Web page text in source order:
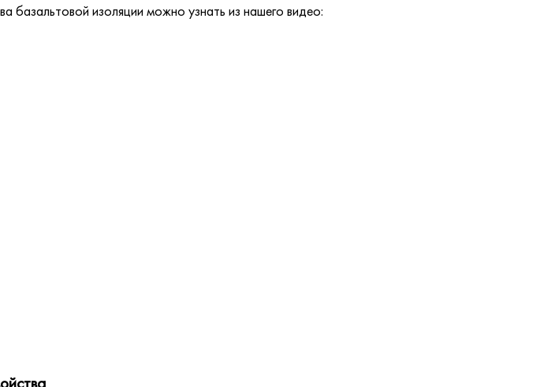
базальтовой изоляции можно узнать из нашего видео: